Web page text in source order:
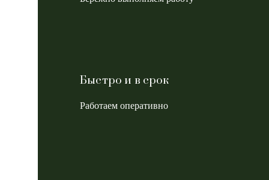
Быстро и в срок
Работаем оперативно